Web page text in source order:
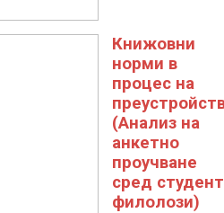
Книжовни
норми в
процес на
(Анализ на
анкетно
проучване
сред
филолози)